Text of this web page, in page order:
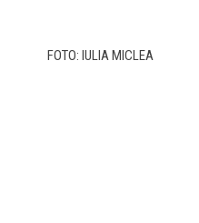
FOTO: IULIA MICLEA